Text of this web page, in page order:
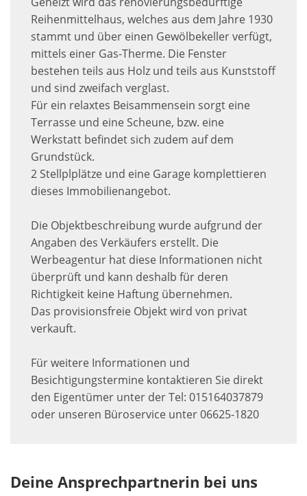
Reihenmittelhaus, welches aus dem Jahre 1930
stammt und über einen Gewölbekeller verfügt,
mittels einer Gas-Therme. Die Fenster
bestehen teils aus Holz und teils aus Kunststoff
und sind zweifach verglast.
Für ein relaxtes Beisammensein sorgt eine
Terrasse und eine Scheune, bzw. eine
Werkstatt befindet sich zudem auf dem
Grundstück.
2 Stellplplätze und eine Garage komplettieren
dieses Immobilienangebot.
Die Objektbeschreibung wurde aufgrund der
Angaben des Verkäufers erstellt. Die
Werbeagentur hat diese Informationen nicht
überprüft und kann deshalb für deren
Richtigkeit keine Haftung übernehmen.
Das provisionsfreie Objekt wird von privat
verkauft.
Für weitere Informationen und
Besichtigungstermine kontaktieren Sie direkt
den Eigentümer unter der Tel: 015164037879
oder unseren Büroservice unter 06625-1820
Deine Ansprechpartnerin bei uns